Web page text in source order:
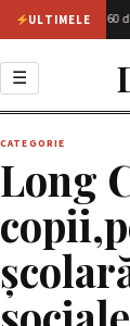
ULTIMELE
cu peste 60 de
☰
CATEGORIE
Long